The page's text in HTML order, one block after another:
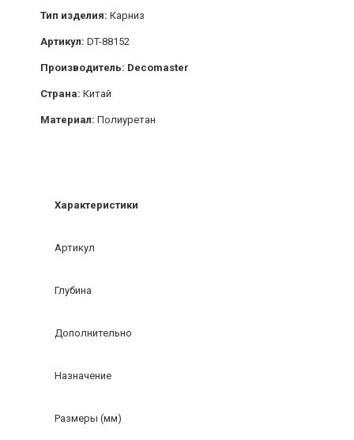
Тип изделия: Карниз
Артикул: DT-88152
Производитель: Decomaster
Страна: Китай
Материал: Полиуретан
Характеристики
Артикул
Глубина
Дополнительно
Назначение
Размеры (мм)